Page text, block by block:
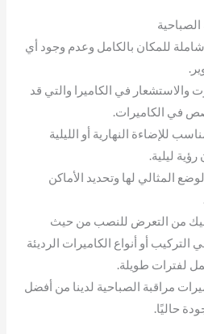
للمكان بالكامل وعدم وجود أي
والاستشعار في الكاميرا والتي قد
في الكاميرات.
للإضاءة النهارية أو الليلية
ليلية.
المثالي لها وتحديد الأماكن
من التعرض للنصب من حيث
التركيب أو أنواع الكاميرات الرديئة
لفترات طويلة.
مراقبة الصباحية لدينا من أفضل
حاليًا.